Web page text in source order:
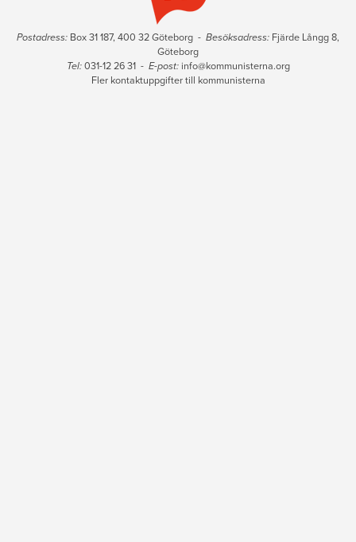
Postadress: Box 31 187, 400 32 Göteborg - Besöksadress: Fjärde Långg 8,
Göteborg
Tel:031-12 26 31 - E-post: info@kommunisterna.org
Fler kontaktuppgifter till kommunisterna